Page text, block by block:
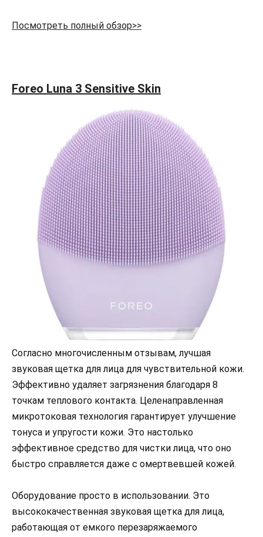
Посмотреть полный обзор>>
Foreo Luna 3 Sensitive Skin
Согласно многочисленным отзывам, лучшая
звуковая щетка для лица для чувствительной кожи.
Эффективно удаляет загрязнения благодаря 8
точкам теплового контакта. Целенаправленная
микротоковая технология гарантирует улучшение
тонуса и упругости кожи. Это настолько
эффективное средство для чистки лица, что оно
быстро справляется даже с омертвевшей кожей.
Оборудование просто в использовании. Это
высококачественная звуковая щетка для лица,
работающая от емкого перезаряжаемого